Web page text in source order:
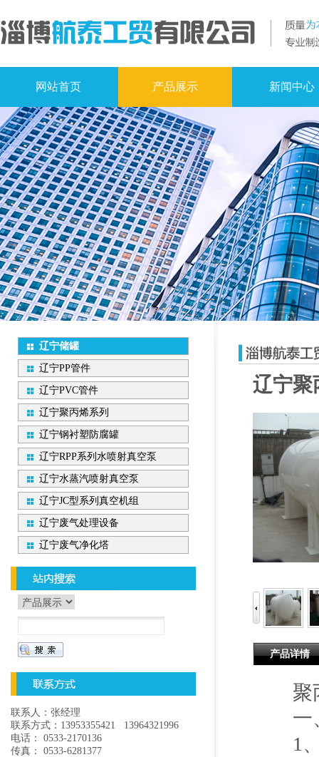
网站首页 产品展示 新闻中心
辽宁聚
产品详情
聚丙
一、
1、
辽宁储罐
辽宁PP管件
辽宁PVC管件
辽宁聚丙烯系列
辽宁钢衬塑防腐罐
辽宁RPP系列水喷射真空泵
辽宁水蒸汽喷射真空泵
辽宁JC型系列真空机组
辽宁废气处理设备
辽宁废气净化塔
联系人：张经理
联系方式：13953355421 13964321996
电话： 0533-2170136
传真： 0533-6281377